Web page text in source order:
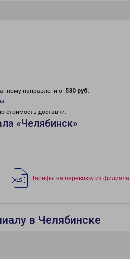
направлению: 530 руб.
стоимость доставки.
«Челябинск»
Тарифы на перевозку из филиала
в Челябинске